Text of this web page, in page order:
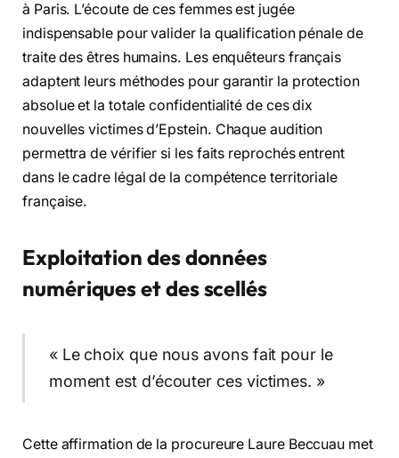
à Paris. L’écoute de ces femmes est jugée
indispensable pour valider la qualification pénale de
traite des êtres humains. Les enquêteurs français
adaptent leurs méthodes pour garantir la protection
absolue et la totale confidentialité de ces dix
nouvelles victimes d’Epstein. Chaque audition
permettra de vérifier si les faits reprochés entrent
dans le cadre légal de la compétence territoriale
française.
Exploitation des données
numériques et des scellés
« Le choix que nous avons fait pour le
moment est d’écouter ces victimes. »
Cette affirmation de la procureure Laure Beccuau met